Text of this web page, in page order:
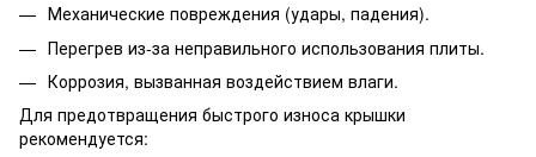
Механические повреждения (удары, падения).
Перегрев из-за неправильного использования плиты.
Коррозия, вызванная воздействием влаги.
Для предотвращения быстрого износа крышки
рекомендуется: